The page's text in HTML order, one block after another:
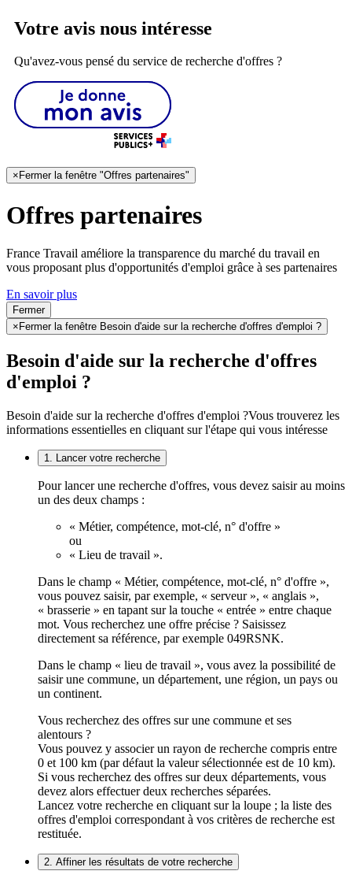
Votre avis nous intéresse
Qu'avez-vous pensé du service de recherche d'offres ?
× Fermer la fenêtre "Offres partenaires"
Offres partenaires
France Travail améliore la transparence du marché du travail en
vous proposant plus d'opportunités d'emploi grâce à ses partenaires
En savoir plus
Fermer
× Fermer la fenêtre Besoin d'aide sur la recherche d'offres d'emploi ?
Besoin d'aide sur la recherche d'offres
d'emploi ?
Besoin d'aide sur la recherche d'offres d'emploi ?Vous trouverez les
informations essentielles en cliquant sur l'étape qui vous intéresse
1. Lancer votre recherche
Pour lancer une recherche d'offres, vous devez saisir au moins
un des deux champs :
« Métier, compétence, mot-clé, n° d'offre »
ou
« Lieu de travail ».
Dans le champ « Métier, compétence, mot-clé, n° d'offre »,
vous pouvez saisir, par exemple, « serveur », « anglais »,
« brasserie » en tapant sur la touche « entrée » entre chaque
mot. Vous recherchez une offre précise ? Saisissez
directement sa référence, par exemple 049RSNK.
Dans le champ « lieu de travail », vous avez la possibilité de
saisir une commune, un département, une région, un pays ou
un continent.
Vous recherchez des offres sur une commune et ses
alentours ?
Vous pouvez y associer un rayon de recherche compris entre
0 et 100 km (par défaut la valeur sélectionnée est de 10 km).
Si vous recherchez des offres sur deux départements, vous
devez alors effectuer deux recherches séparées.
Lancez votre recherche en cliquant sur la loupe ; la liste des
offres d'emploi correspondant à vos critères de recherche est
restituée.
2. Affiner les résultats de votre recherche